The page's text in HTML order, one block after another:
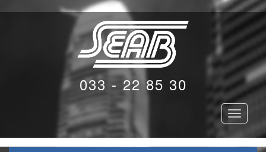
033 - 22 85 30
Toggle